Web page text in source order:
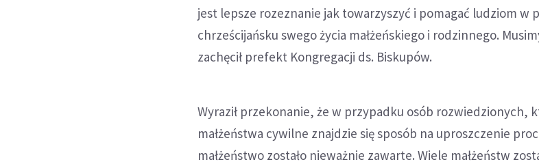
jest lepsze rozeznanie jak towarzyszyć i pomagać ludziom w
chrześcijańsku swego życia małżeńskiego i rodzinnego.
zachęcił prefekt Kongregacji ds. Biskupów.
Wyraził przekonanie, że w przypadku osób rozwiedzionych,
małżeństwa cywilne znajdzie się sposób na uproszczenie
małżeństwo zostało nieważnie zawarte. Wiele małżeństw